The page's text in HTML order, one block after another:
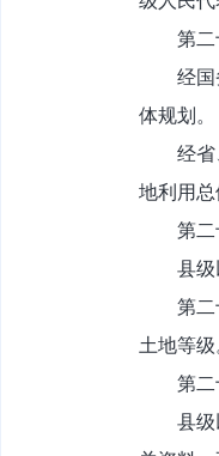
第二十
经国务
体规划。
经省、
地利用
第二十
县级以
第二十
土地等级
第二十
县级以